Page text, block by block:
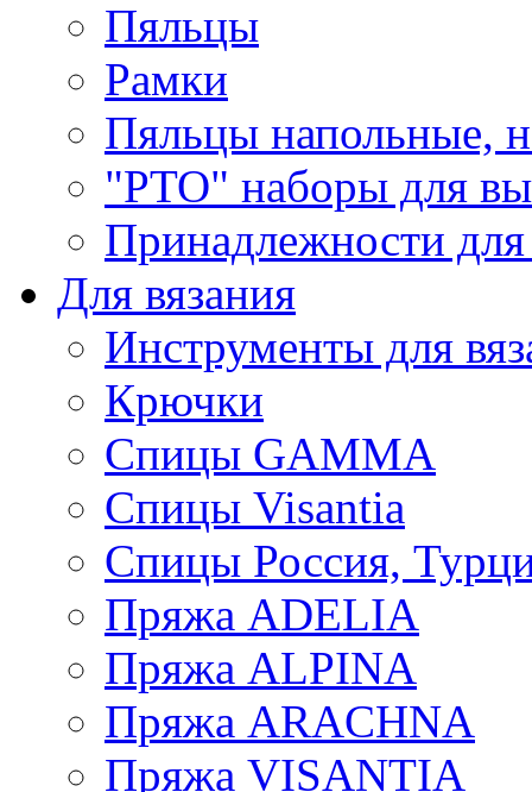
Пяльцы
Рамки
Пяльцы напольные,
"РТО" наборы для
Принадлежности
Для вязания
Инструменты для
Крючки
Спицы GAMMA
Спицы Visantia
Спицы Россия,
Пряжа ADELIA
Пряжа ALPINA
Пряжа ARACHNA
Пряжа VISANTIA